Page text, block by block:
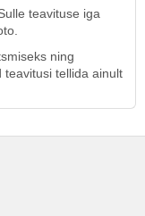
teavituse iga
ning
teavitusi tellida ainult